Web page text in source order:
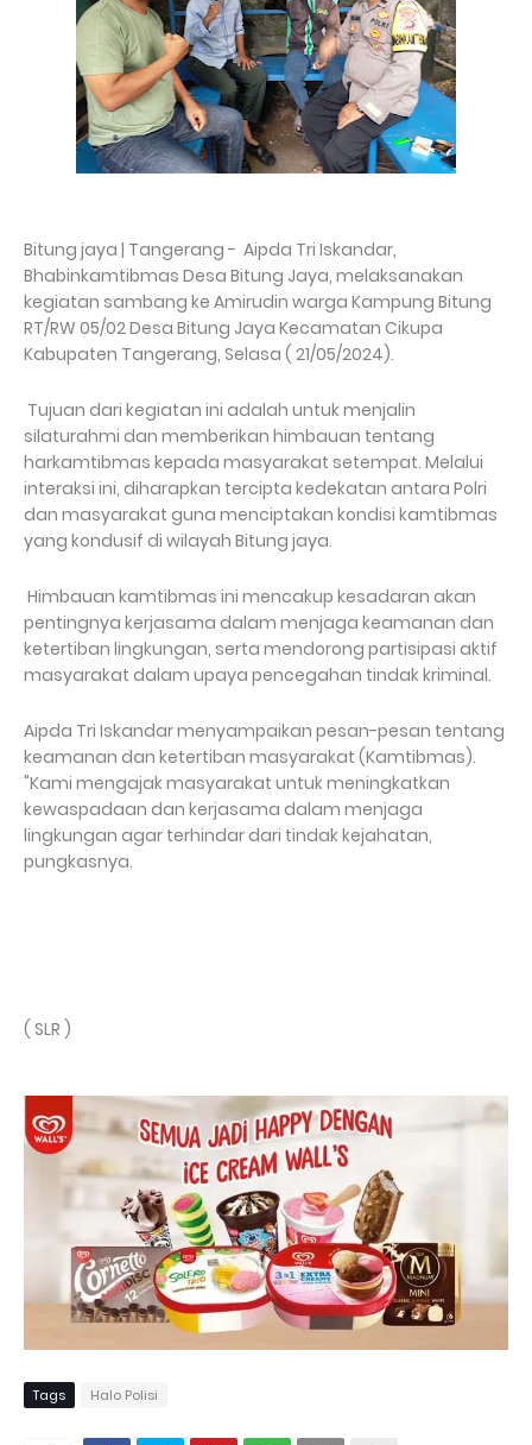
Bitung jaya | Tangerang - Aipda Tri Iskandar,
Bhabinkamtibmas Desa Bitung Jaya, melaksanakan
kegiatan sambang ke Amirudin warga Kampung Bitung
RT/RW 05/02 Desa Bitung Jaya Kecamatan Cikupa
Kabupaten Tangerang, Selasa ( 21/05/2024).
Tujuan dari kegiatan ini adalah untuk menjalin
silaturahmi dan memberikan himbauan tentang
harkamtibmas kepada masyarakat setempat. Melalui
interaksi ini, diharapkan tercipta kedekatan antara Polri
dan masyarakat guna menciptakan kondisi kamtibmas
yang kondusif di wilayah Bitung jaya.
Himbauan kamtibmas ini mencakup kesadaran akan
pentingnya kerjasama dalam menjaga keamanan dan
ketertiban lingkungan, serta mendorong partisipasi aktif
masyarakat dalam upaya pencegahan tindak kriminal.
Aipda Tri Iskandar menyampaikan pesan-pesan tentang
keamanan dan ketertiban masyarakat (Kamtibmas).
"Kami mengajak masyarakat untuk meningkatkan
kewaspadaan dan kerjasama dalam menjaga
lingkungan agar terhindar dari tindak kejahatan,
pungkasnya.
( SLR )
Tags Halo Polisi